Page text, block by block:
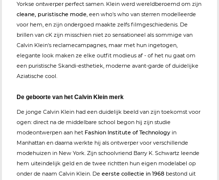
Yorkse ontwerper perfect samen. Klein werd wereldberoemd om zijn
cleane, puristische mode, een who's who van sterren modelleerde
voor hem, en zijn ondergoed maakte zelfs filmgeschiedenis. De
brillen van cK zijn misschien niet zo sensationeel als sommige van
Calvin Klein's reclamecampagnes, maar met hun ingetogen,
elegante look maken ze elke outfit modieus af - of het nu gaat om
een puristische Skandi-esthetiek, moderne avant-garde of duidelijke
Aziatische cool.
De geboorte van het Calvin Klein merk
De jonge Calvin Klein had een duidelijk beeld van zijn toekomst voor
ogen: direct na de middelbare school begon hij zijn studie
modeontwerpen aan het Fashion Institute of Technology in
Manhattan en daarna werkte hij als ontwerper voor verschillende
modehuizen in New York. Zijn schoolvriend Barry K. Schwartz leende
hem uiteindelijk geld en de twee richtten hun eigen modelabel op
onder de naam Calvin Klein. De eerste collectie in 1968 bestond uit